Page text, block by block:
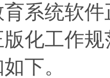
系统软
化工作
下。